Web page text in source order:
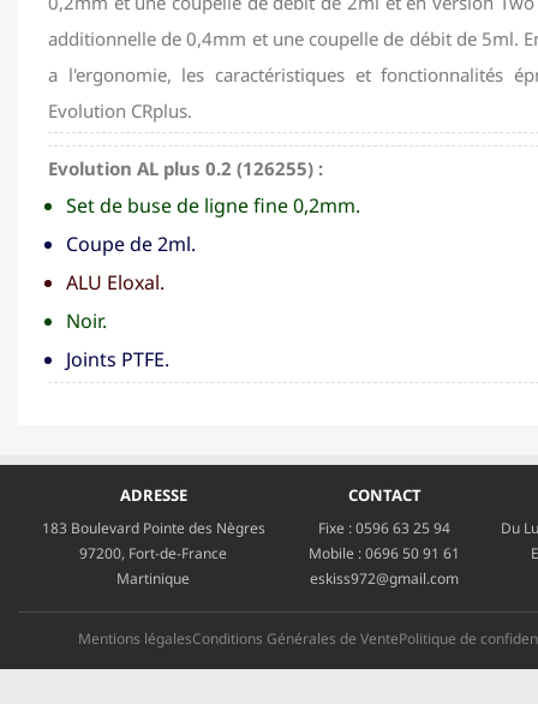
additionnelle de 0,4mm et une coupelle de débit de 5ml.
a l'ergonomie, les caractéristiques et fonctionnalités
Evolution CRplus.
Evolution AL plus 0.2 (126255) :
Set de buse de ligne fine 0,2mm.
Coupe de 2ml.
ALU Eloxal.
Noir.
Joints PTFE.
ADRESSE
183 Boulevard Pointe des Nègres
97200, Fort-de-France
Martinique
CONTACT
Fixe :0596 63 25 94
Mobile :0696 50 91 61
eskiss972@gmail.com
Du
Mentions légalesConditions Générales de VentePolitique de